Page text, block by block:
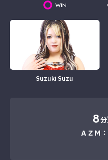
WIN
Suzuki Suzu
8分
ＡＺＭ